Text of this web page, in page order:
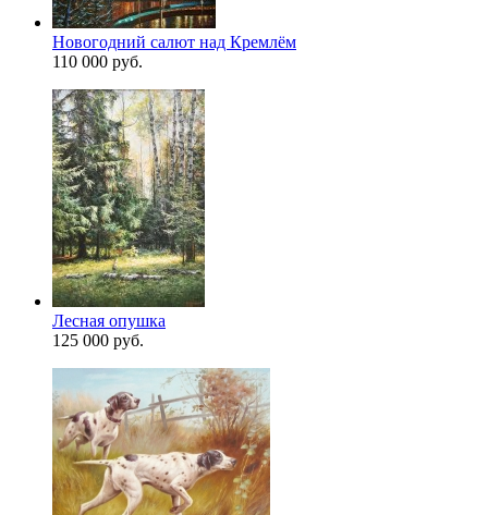
Новогодний салют над Кремлём
110 000 руб.
Лесная опушка
125 000 руб.